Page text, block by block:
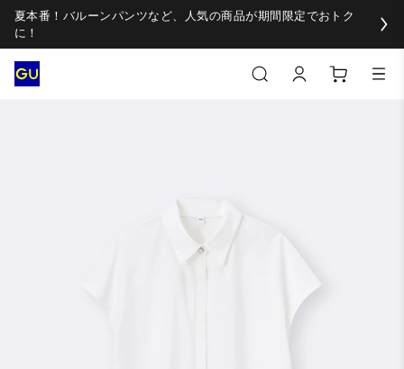
夏本番！バルーンパンツなど、人気の商品が期間限定でおトク
に！